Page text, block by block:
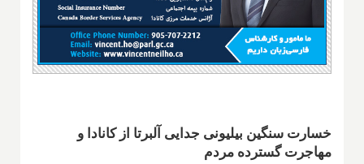
خسارت سنگین بیلیونی جدایی آلبرتا از کانادا و
مهاجرت گسترده مردم